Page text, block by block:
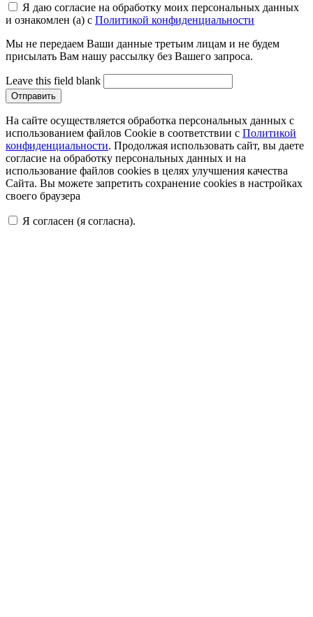
Я даю согласие на обработку моих персональных данных
и ознакомлен (а) с Политикой конфиденциальности
Мы не передаем Ваши данные третьим лицам и не будем
присылать Вам нашу рассылку без Вашего запроса.
Leave this field blank
На сайте осуществляется обработка персональных данных с
использованием файлов Cookie в соответствии с Политикой
конфиденциальности. Продолжая использовать сайт, вы даете
согласие на обработку персональных данных и на
использование файлов cookies в целях улучшения качества
Сайта. Вы можете запретить сохранение cookies в настройках
своего браузера
Я согласен (я согласна).